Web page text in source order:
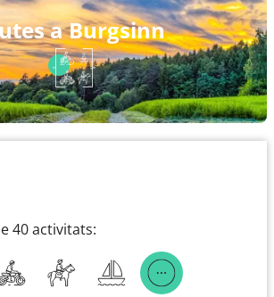
a Burgsinn
40 activitats: